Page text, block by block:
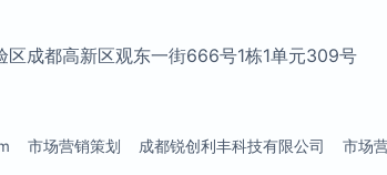
区成都高新区观东一街666号1栋1单元309号
市场营销策划 成都锐创利丰科技有限公司 市场